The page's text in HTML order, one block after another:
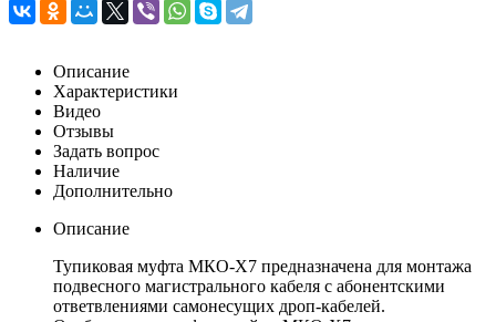
Описание
Характеристики
Видео
Отзывы
Задать вопрос
Наличие
Дополнительно
Описание
Тупиковая муфта МКО-Х7 предназначена для монтажа
подвесного магистрального кабеля с абонентскими
ответвлениями самонесущих дроп-кабелей.